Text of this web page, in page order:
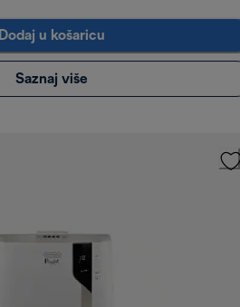
Dodaj u košaricu
Saznaj više